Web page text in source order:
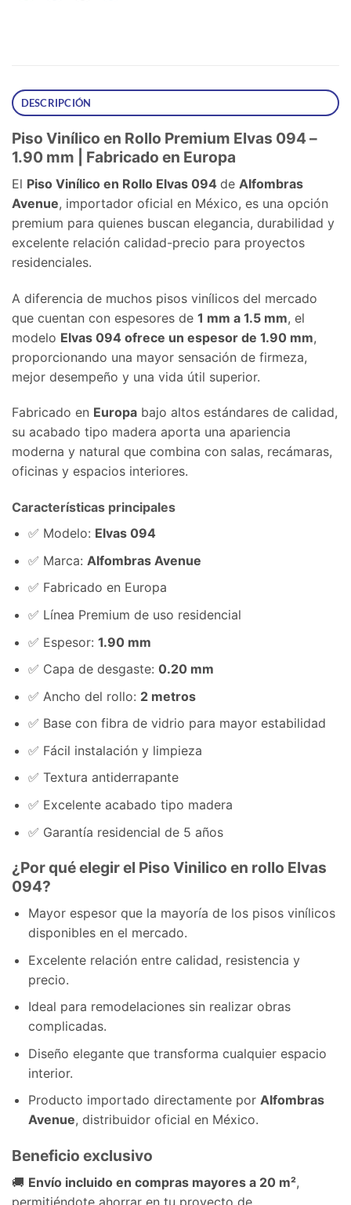
DESCRIPCIÓN
Piso Vinílico en Rollo Premium Elvas 094 –
1.90 mm | Fabricado en Europa
El Piso Vinílico en Rollo Elvas 094 de Alfombras
Avenue, importador oficial en México, es una opción
premium para quienes buscan elegancia, durabilidad y
excelente relación calidad-precio para proyectos
residenciales.
A diferencia de muchos pisos vinílicos del mercado
que cuentan con espesores de 1 mm a 1.5 mm, el
modelo Elvas 094 ofrece un espesor de 1.90 mm,
proporcionando una mayor sensación de firmeza,
mejor desempeño y una vida útil superior.
Fabricado en Europa bajo altos estándares de calidad,
su acabado tipo madera aporta una apariencia
moderna y natural que combina con salas, recámaras,
oficinas y espacios interiores.
Características principales
✅ Modelo: Elvas 094
✅ Marca: Alfombras Avenue
✅ Fabricado en Europa
✅ Línea Premium de uso residencial
✅ Espesor: 1.90 mm
✅ Capa de desgaste: 0.20 mm
✅ Ancho del rollo: 2 metros
✅ Base con fibra de vidrio para mayor estabilidad
✅ Fácil instalación y limpieza
✅ Textura antiderrapante
✅ Excelente acabado tipo madera
✅ Garantía residencial de 5 años
¿Por qué elegir el Piso Vinilico en rollo Elvas
094?
Mayor espesor que la mayoría de los pisos vinílicos
disponibles en el mercado.
Excelente relación entre calidad, resistencia y
precio.
Ideal para remodelaciones sin realizar obras
complicadas.
Diseño elegante que transforma cualquier espacio
interior.
Producto importado directamente por Alfombras
Avenue, distribuidor oficial en México.
Beneficio exclusivo
🚚 Envío incluido en compras mayores a 20 m²,
permitiéndote ahorrar en tu proyecto de